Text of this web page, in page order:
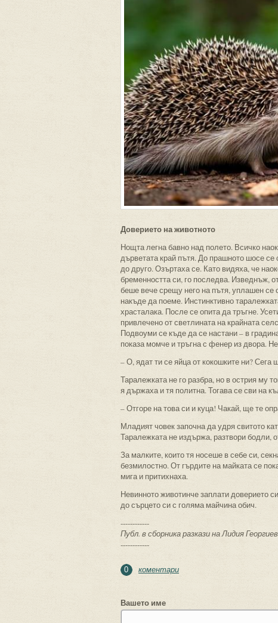
Доверието на животното
Нощта легна бавно над полето. Всичко
дърветата край пътя. До прашното шосе
до друго. Озъртаха се. Като видяха, че
бременността си, го последва. Изведнъж,
беше вече срещу него на пътя, уплашен се
накъде да поеме. Инстинктивно
храсталака. После се опита да тръгне.
привлечено от светлината на крайната
Подвоуми се къде да се настани – в
показа момче и тръгна с фенер из двора.
– О, ядат ти се яйца от кокошките ни? Сега
Таралежката не го разбра, но в острия му
я държаха и тя политна. Тогава се сви на
– Отгоре на това си и куца! Чакай, ще те
Младият човек започна да удря свитото
Таралежката не издържа, разтвори бодли,
За малките, които тя носеше в себе си,
безмилостно. От гърдите на майката се
мига и притихнаха.
Невинното животинче заплати доверието
до сърцето си с голяма майчина обич.
------------
Публ. в сборника разкази на Лидия
------------
0 коментари
Вашето име